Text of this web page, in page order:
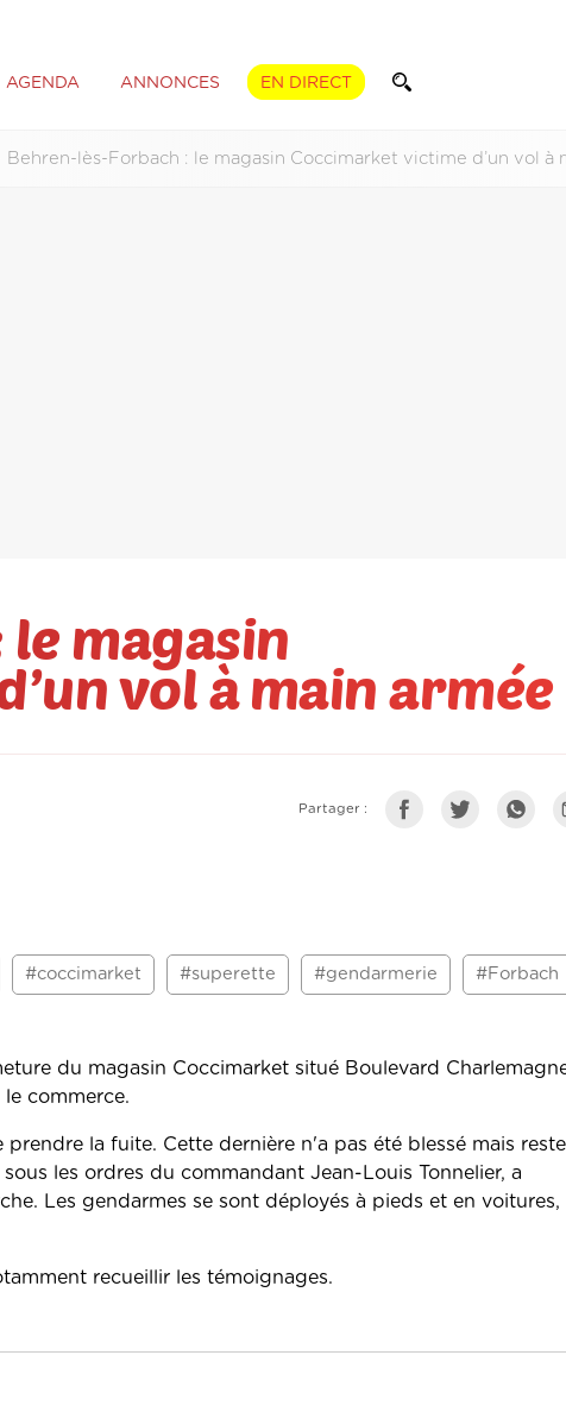
AGENDA ANNONCES EN DIRECT
Behren-lès-Forbach : le magasin Coccimarket victime d’un vol à
magasin
vol à main armée
Partager :
#coccimarket #superette #gendarmerie #Forbach
du magasin Coccimarket situé Boulevard
commerce.
la fuite. Cette dernière n'a pas été blessé mais reste
les ordres du commandant Jean-Louis Tonnelier, a
Les gendarmes se sont déployés à pieds et en voitures,
recueillir les témoignages.